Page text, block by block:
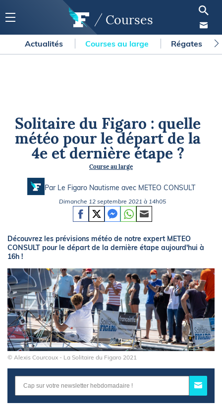
Courses
Actualités Courses au large Régates
Solitaire du Figaro : quelle
météo pour le départ de la
4e et dernière étape ?
Course au large
Par Le Figaro Nautisme avec METEO CONSULT
Dimanche 12 septembre 2021 à 14h05
Découvrez les prévisions météo de notre expert METEO
CONSULT pour le départ de la dernière étape aujourd'hui à
16h !
© Alexis Courcoux - La Solitaire du Figaro 2021